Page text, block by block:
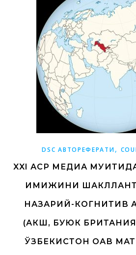
DSC АВТОРЕФЕРАТИ,
XXI АСР МЕДИА
ИМИЖИНИ
НАЗАРИЙ-КОГНИТИВ
(АКШ, БУЮК
ЎЗБЕКИСТОН ОАВ